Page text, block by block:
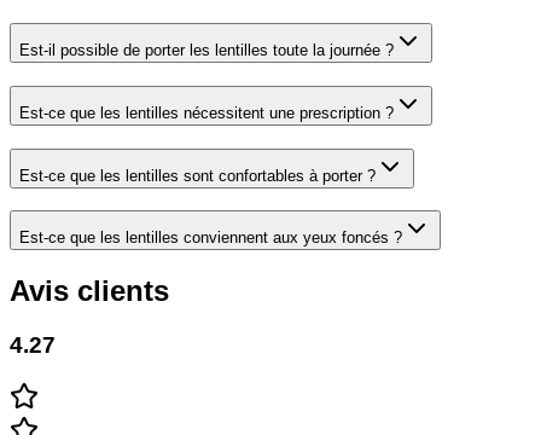
Est-il possible de porter les lentilles toute la journée ?
Est-ce que les lentilles nécessitent une prescription ?
Est-ce que les lentilles sont confortables à porter ?
Est-ce que les lentilles conviennent aux yeux foncés ?
Avis clients
4.27